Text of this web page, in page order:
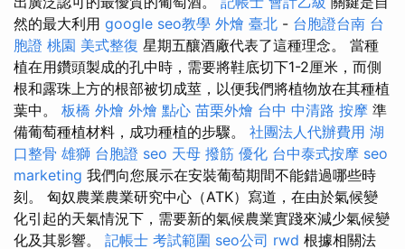
然的最大利用 google seo教學 外燴 臺北 - 台胞證台南 台
胞證 桃園 美式整復 星期五釀酒廠代表了這種理念。 當種
植在用鑽頭製成的孔中時，需要將鞋底切下1-2厘米，而側
根和露珠上方的根部被切成莖，以便我們將植物放在其種植
葉中。 板橋 外燴 外燴 點心 苗栗外燴 台中 中清路 按摩 準
備葡萄種植材料，成功種植的步驟。 社團法人代辦費用 湖
口整骨 雄獅 台胞證 seo 天母 撥筋 優化 台中泰式按摩 seo
marketing 我們向您展示在安裝葡萄期間不能錯過哪些時
刻。 匈奴農業農業研究中心（ATK）寫道，在由於氣候變
化引起的天氣情況下，需要新的氣候農業實踐來減少氣候變
化及其影響。 記帳士 考試範圍 seo公司 rwd 根據相關法